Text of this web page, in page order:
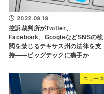
2022.09.19
控訴裁判所がTwitter、
Facebook、GoogleなどSNSの検
閲を禁じるテキサス州の法律を支
持――ビッグテックに痛手か
ニュース